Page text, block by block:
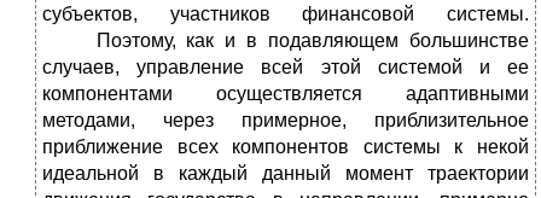
субъектов, участников финансовой системы.
Поэтому, как и в подавляющем большинстве
случаев, управление всей этой системой и ее
компонентами осуществляется адаптивными
методами, через примерное, приблизительное
приближение всех компонентов системы к некой
идеальной в каждый данный момент траектории